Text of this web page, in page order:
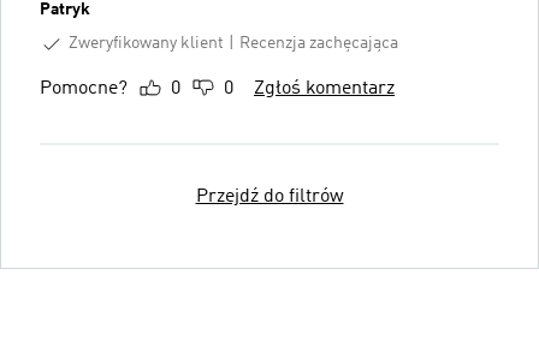
Patryk
Zweryfikowany klient
Recenzja zachęcająca
Pomocne? 0 0 Zgłoś komentarz
Przejdź do filtrów